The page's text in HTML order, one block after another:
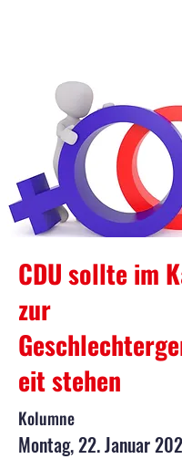
CDU sollte im
zur
eit stehen
Kolumne
Montag, 22. Januar